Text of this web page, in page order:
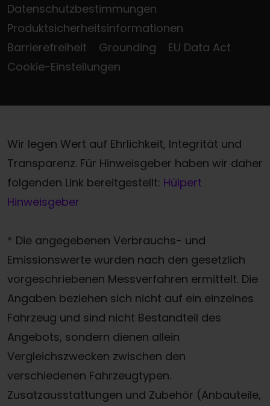
Datenschutzbestimmungen
Produktsicherheitsinformationen
Barrierefreiheit
Grounding
EU Data Act
Cookie-Einstellungen
Wir legen Wert auf Ehrlichkeit, Integrität und
Transparenz. Für Hinweisgeber haben wir daher
folgenden Link bereitgestellt: Hülpert
Hinweisgeber
* Die angegebenen Verbrauchs- und
Emissionswerte wurden nach den gesetzlich
vorgeschriebenen Messverfahren ermittelt. Die
Angaben beziehen sich nicht auf ein einzelnes
Fahrzeug und sind nicht Bestandteil des
Angebots, sondern dienen allein
Vergleichszwecken zwischen den
verschiedenen Fahrzeugtypen.
Zusatzausstattungen und Zubehör (Anbauteile,